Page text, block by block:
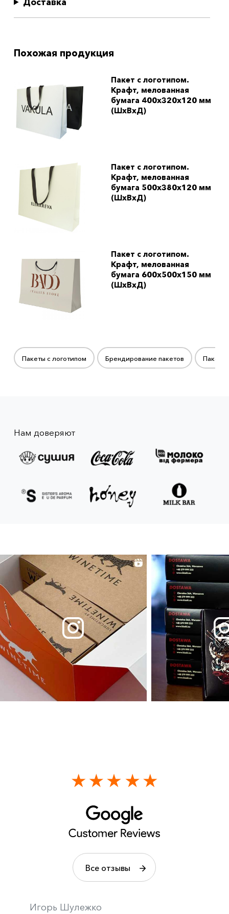
Похожая продукция
Пакет с логотипом.
Крафт, мелованная
бумага 400x320x120 мм
(ШхВхД)
Пакет с логотипом.
Крафт, мелованная
бумага 500x380x120 мм
(ШхВхД)
Пакет с логотипом.
Крафт, мелованная
бумага 600x500x150 мм
(ШхВхД)
Пакеты с логотипом Брендирование пакетов Пакеты
Нам доверяют
Все отзывы
Игорь Шулежко